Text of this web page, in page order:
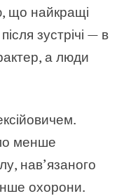
що найкращі
зустрічі — в
а люди
менше
нав’язаного
охорони.